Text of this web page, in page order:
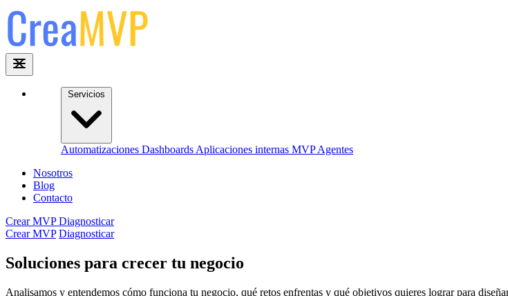
Servicios
Automatizaciones Dashboards Aplicaciones internas MVPAgentes
Nosotros
Blog
Contacto
Crear MVPDiagnosticar
Crear MVP Diagnosticar
Soluciones para crecer tu negocio
Analisamos y entendemos cómo funciona tu negocio, qué retos enfrentas y qué objetivos quieres lograr para